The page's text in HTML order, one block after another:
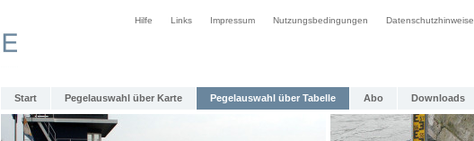
Hilfe Links Impressum Nutzungsbedingungen Datenschutzhinweise
Start Pegelauswahl über Karte Pegelauswahl über Tabelle Abo Downloads